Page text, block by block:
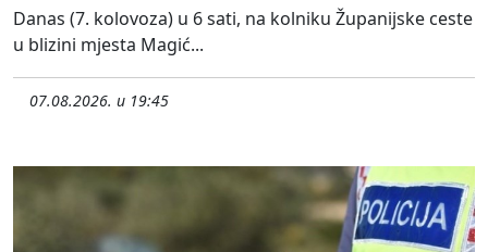
Danas (7. kolovoza) u 6 sati, na kolniku Županijske ceste
u blizini mjesta Magić...
07.08.2026. u 19:45